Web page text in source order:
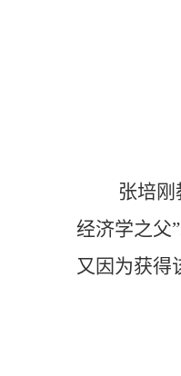
张培
经济学之父”
又因为获得